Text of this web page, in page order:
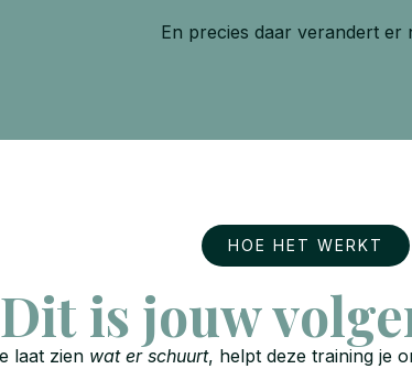
En precies daar verandert er
HOE HET WERKT
Dit is jouw
laat zien wat er schuurt, helpt deze training je